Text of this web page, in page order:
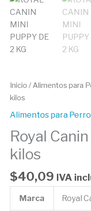
Inicio /Alimentos para
kilos
Alimentos para
Royal
kilos
$40,09 IVA
Marca Royal